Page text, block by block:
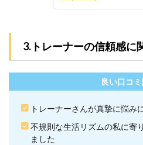
トレ
分で
しょ
3.24/7
クア
ウト
3.トレーナーの信頼感に
良い口コ
トレーナーさんが真摯に悩み
不規則な生活リズムの私に寄
ました